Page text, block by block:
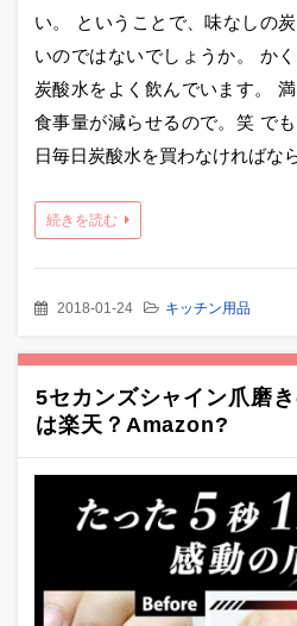
い。 ということで、味なしの
いのではないでしょうか。 か
炭酸水をよく飲んでいます。
食事量が減らせるので。笑 で
日毎日炭酸水を買わなければな
続きを読む
2018-01-24 キッチン用品
5セカンズシャイン爪磨
は楽天？Amazon?